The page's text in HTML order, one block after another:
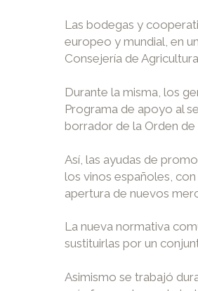
Las bodegas y
europeo y mundial, en
Consejería de
Durante la misma, los
Programa de apoyo al
borrador de la Orden
Así, las ayudas de
los vinos españoles,
apertura de nuevos
La nueva normativa
sustituirlas por un
Asimismo se trabajó